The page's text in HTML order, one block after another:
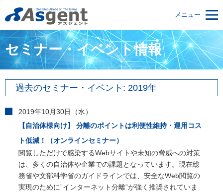
メニュー
セミナー・イベント情報
過去のセミナー・イベント: 2019年
2019年10月30日（水）
【自治体様向け】 分離のポイントは利便性維持・運用コス
ト低減！（オンラインセミナー）
閲覧しただけで感染するWebサイトや未知の脅威への対策
は、多くの自治体や企業での課題となっています。現在総
務省や文部科学省のガイドラインでは、安全なWeb閲覧の
実現のために”インターネット分離”が強く推奨されていま